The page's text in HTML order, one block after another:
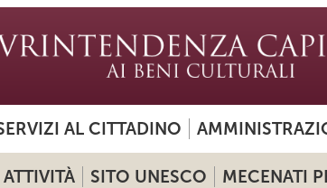
AL CITTADINO
ATTIVITÀ SITO UNESCO MECENATI